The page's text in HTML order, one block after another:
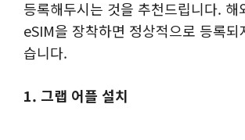
등록해두시는 것을 추천드립니다. 해
eSIM을 장착하면 정상적으로 등록되
습니다.
1. 그랩 어플 설치